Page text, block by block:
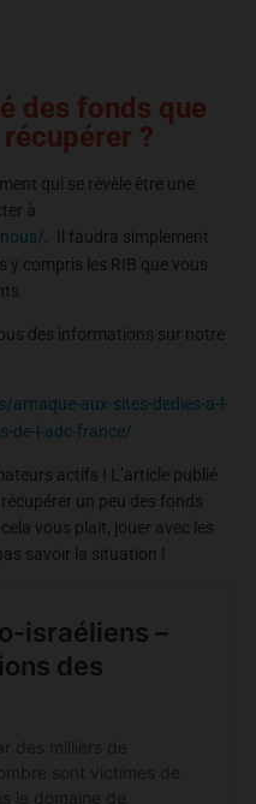
des fonds que
récupérer ?
qui se révèle être une
à
. Il faudra simplement
y compris les RIB que vous
des informations sur notre
aux-sites-dedies-a-l-
de-l-adc-france/
actifs ! L’article publié
un peu des fonds
vous plait, jouer avec les
savoir la situation !